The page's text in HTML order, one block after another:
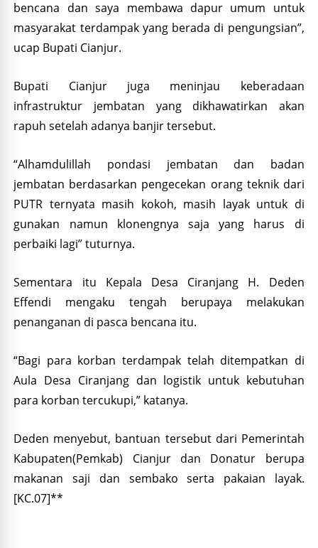
bencana dan saya membawa dapur umum untuk
masyarakat terdampak yang berada di pengungsian”,
ucap Bupati Cianjur.
Bupati Cianjur juga meninjau keberadaan
infrastruktur jembatan yang dikhawatirkan akan
rapuh setelah adanya banjir tersebut.
“Alhamdulillah pondasi jembatan dan badan
jembatan berdasarkan pengecekan orang teknik dari
PUTR ternyata masih kokoh, masih layak untuk di
gunakan namun klonengnya saja yang harus di
perbaiki lagi” tuturnya.
Sementara itu Kepala Desa Ciranjang H. Deden
Effendi mengaku tengah berupaya melakukan
penanganan di pasca bencana itu.
“Bagi para korban terdampak telah ditempatkan di
Aula Desa Ciranjang dan logistik untuk kebutuhan
para korban tercukupi,” katanya.
Deden menyebut, bantuan tersebut dari Pemerintah
Kabupaten(Pemkab) Cianjur dan Donatur berupa
makanan saji dan sembako serta pakaian layak.
[KC.07]**